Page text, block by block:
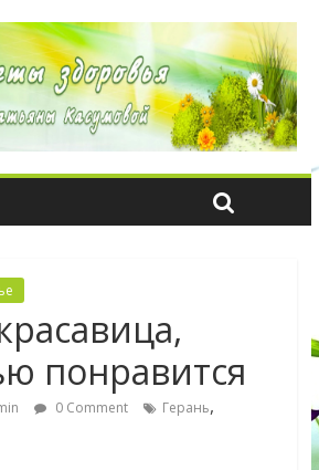
понравится
0 Comment Герань,